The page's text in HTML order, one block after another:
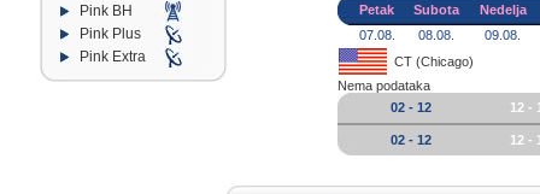
Pink BH
Pink Plus
Pink Extra
Petak Subota
Nedelja
07.08.
08.08.
09.08.
CT (Chicago)
Nema podataka
02 - 12
12 -
02 - 12 12 -